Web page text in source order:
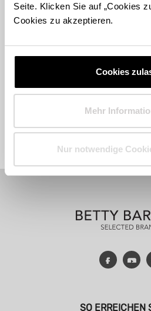
Seite. Klicken Sie auf „Cookies
Cookies zu akzeptieren.
Cookies
Mehr
Nur notwendige
Fashion
SO ERREICHEN